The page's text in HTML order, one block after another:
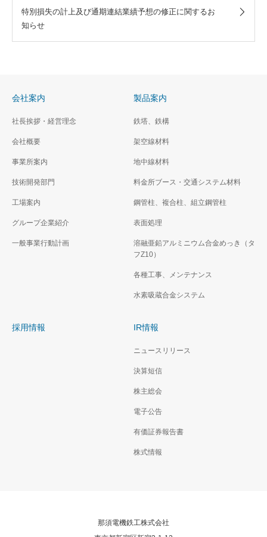
特別損失の計上及び通期連結業績予想の修正に関するお
知らせ
会社案内
社長挨拶・経営理念
会社概要
事業所案内
技術開発部門
工場案内
グループ企業紹介
一般事業行動計画
製品案内
鉄塔、鉄構
架空線材料
地中線材料
料金所ブース・交通システム材料
鋼管柱、複合柱、組立鋼管柱
表面処理
溶融亜鉛アルミニウム合金めっき（タ
フZ10）
各種工事、メンテナンス
水素吸蔵合金システム
採用情報 IR情報
ニュースリリース
決算短信
株主総会
電子公告
有価証券報告書
株式情報
那須電機鉄工株式会社